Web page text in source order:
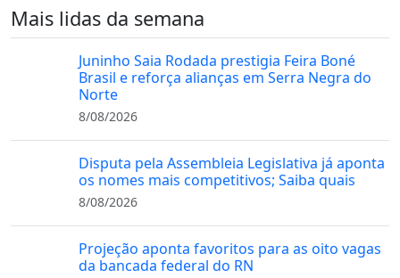
Mais lidas da semana
Juninho Saia Rodada prestigia Feira Boné
Brasil e reforça alianças em Serra Negra do
Norte
8/08/2026
Disputa pela Assembleia Legislativa já aponta
os nomes mais competitivos; Saiba quais
8/08/2026
Projeção aponta favoritos para as oito vagas
da bancada federal do RN